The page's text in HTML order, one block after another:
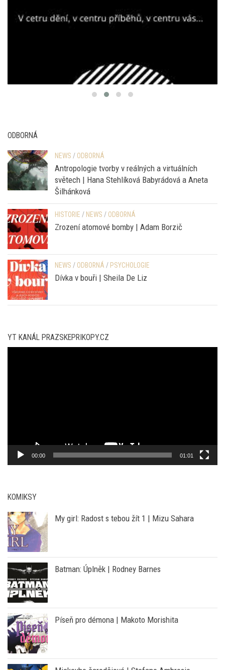
Šilhánková
HISTORIE / NEWS/ODBORNÁ
Zrození atomové bomby | Adam Borzič
NEWS/ODBORNÁ/ PSYCHOLOGIE
YT KANÁL PRAZSKEPRIKOPY.CZ
přehrávač